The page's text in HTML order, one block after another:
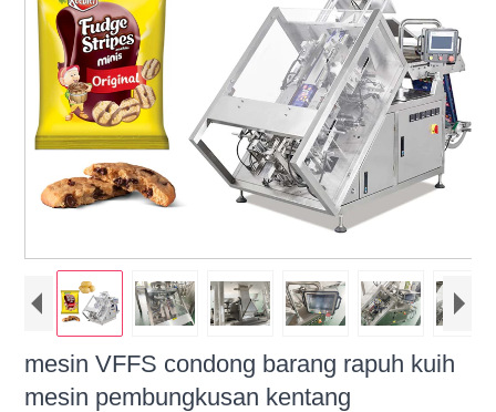
mesin VFFS condong barang rapuh kuih
mesin pembungkusan kentang